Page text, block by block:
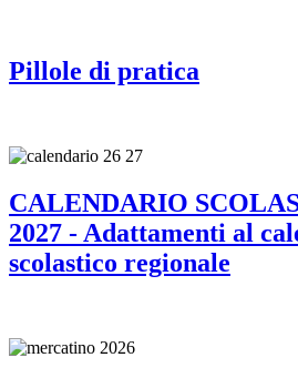
Pillole di pratica
CALENDARIO
2027 - Adattamenti al
scolastico regionale